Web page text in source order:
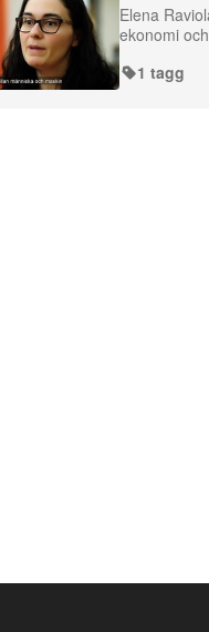
Elena
ekonomi
1 tagg